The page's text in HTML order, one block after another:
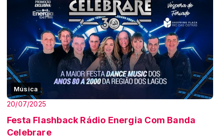
Música
20/07/2025
Festa Flashback Rádio Energia Com Banda
Celebrare